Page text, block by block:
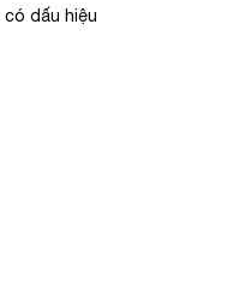
có dấu hiệu